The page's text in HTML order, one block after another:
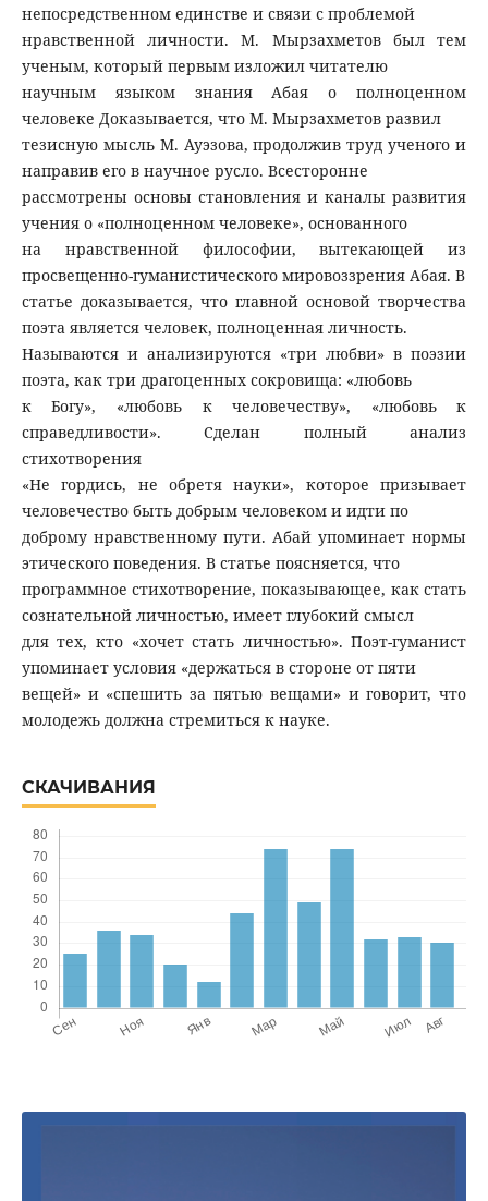
непосредственном единстве и связи с проблемой
нравственной личности. М. Мырзахметов был тем
ученым, который первым изложил читателю
научным языком знания Абая о полноценном
человеке Доказывается, что М. Мырзахметов развил
тезисную мысль М. Ауэзова, продолжив труд ученого и
направив его в научное русло. Всесторонне
рассмотрены основы становления и каналы развития
учения о «полноценном человеке», основанного
на нравственной философии, вытекающей из
просвещенно-гуманистического мировоззрения Абая. В
статье доказывается, что главной основой творчества
поэта является человек, полноценная личность.
Называются и анализируются «три любви» в поэзии
поэта, как три драгоценных сокровища: «любовь
к Богу», «любовь к человечеству», «любовь к
справедливости». Сделан полный анализ
стихотворения
«Не гордись, не обретя науки», которое призывает
человечество быть добрым человеком и идти по
доброму нравственному пути. Абай упоминает нормы
этического поведения. В статье поясняется, что
программное стихотворение, показывающее, как стать
сознательной личностью, имеет глубокий смысл
для тех, кто «хочет стать личностью». Поэт-гуманист
упоминает условия «держаться в стороне от пяти
вещей» и «спешить за пятью вещами» и говорит, что
молодежь должна стремиться к науке.
СКАЧИВАНИЯ